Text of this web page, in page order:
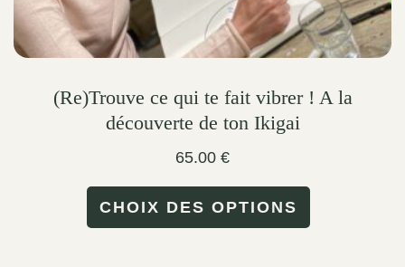
(Re)Trouve ce qui te fait vibrer ! A la
découverte de ton Ikigai
65.00 €
CHOIX DES OPTIONS